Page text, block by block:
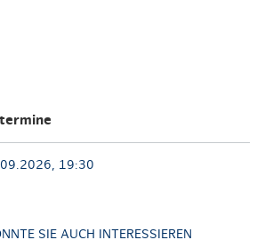
19:30
SIE AUCH INTERESSIEREN